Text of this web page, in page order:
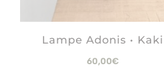
Lampe Adonis • Kaki
60,00€